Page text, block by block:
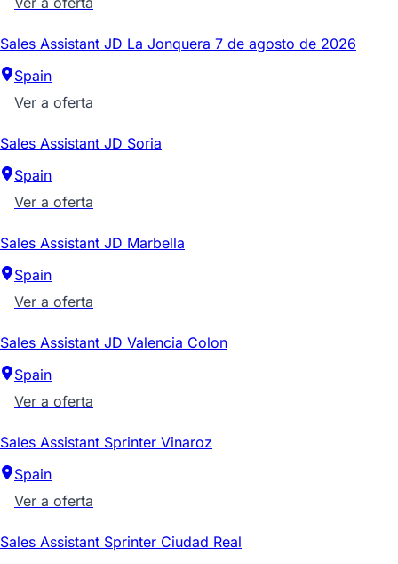
Sales Assistant JD La Jonquera 7 de agosto de 2026
Spain
Ver a oferta
Sales Assistant JD Soria
Spain
Ver a oferta
Sales Assistant JD Marbella
Spain
Ver a oferta
Sales Assistant JD Valencia Colon
Spain
Ver a oferta
Sales Assistant Sprinter Vinaroz
Spain
Ver a oferta
Sales Assistant Sprinter Ciudad Real